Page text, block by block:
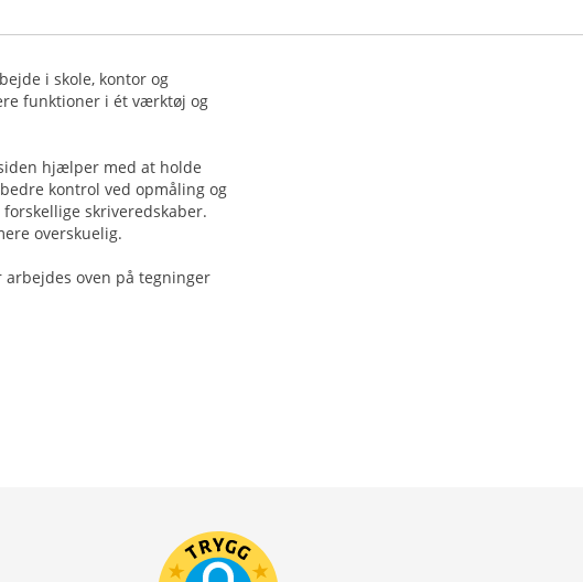
i skole, kontor og
funktioner i ét værktøj og
hjælper med at holde
kontrol ved opmåling og
skriveredskaber.
overskuelig.
oven på tegninger